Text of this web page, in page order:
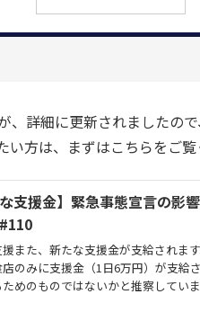
、詳細に更新されましたの
方は、まずはこちらをご覧
な支援金】緊急事態宣言の影
また、新たな支援金が支給されま
のみに支援金（1日6万円）が支給
めのものではないかと推察してい